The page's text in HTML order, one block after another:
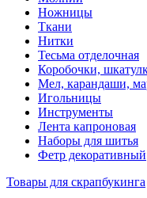
Ножницы
Ткани
Нитки
Тесьма отделочная
Коробочки,
Мел, карандаши,
Игольницы
Инструменты
Лента капроновая
Наборы для шитья
Фетр декоративный
Товары для скрапбукинга